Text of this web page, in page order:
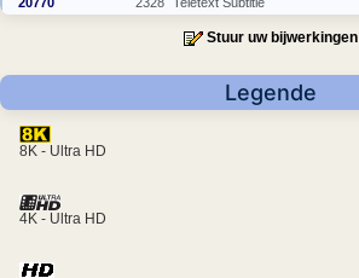
Stuur uw bijwerkingen
Legende
8K - Ultra HD
4K - Ultra HD